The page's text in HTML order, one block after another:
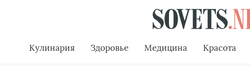
Кулинария Здоровье Медицина Красота